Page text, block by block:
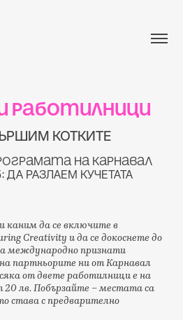
работилници
КОТКИТЕ
на Карнавал
ДА РАЗЛАЕМ КУЧЕТАТА
каним да се включите в
Creativity и да се докоснете до
международно признати
партньорите ни от Карнавал
от двете работилници е на
лв. Побързайте – местата са
става с предварително